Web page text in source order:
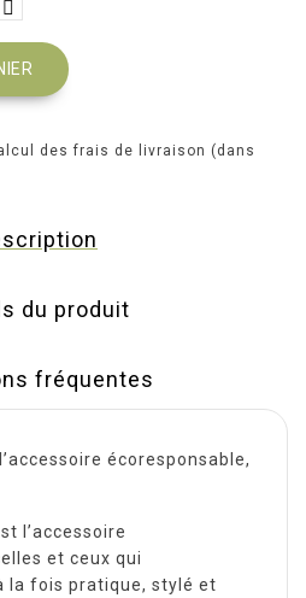
des frais de livraison (dans
du produit
fréquentes
écoresponsable,
l’accessoire
et ceux qui
la fois pratique, stylé et